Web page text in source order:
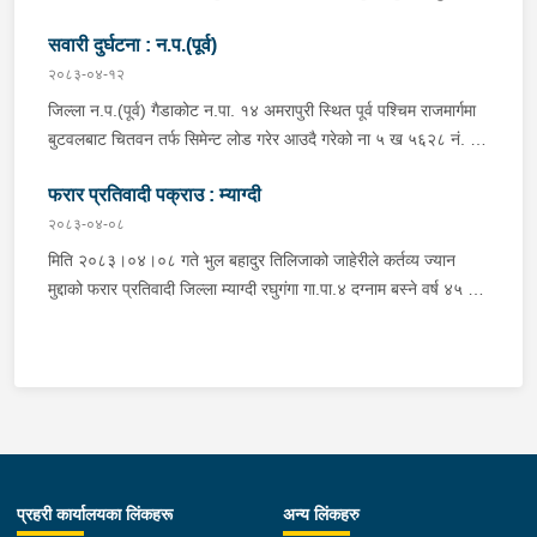
पठाएको ।
अर्चलबोट बस्ने बर्ष २४ कि शान्ति नेपाली घाईते भई उपचारको लागि G.M.C
अस्पताल पठाइएको ।
सवारी दुर्घटना : न.प.(पूर्व)
२०८३-०४-१२
जिल्ला न.प.(पूर्व) गैडाकोट न.पा. १४ अमरापुरी स्थित पूर्व पश्चिम राजमार्गमा
बुटवलबाट चितवन तर्फ सिमेन्ट लोड गरेर आउदै गरेको ना ५ ख ५६२८ नं. को
प ८९४३ नं. को मोटरसाइकल एक आपसमा ठक्कर खाई दुर्घटना हुँदा
मोटरसाइकल चालक जिल्ला मोरङ बिराटनगर म.न.पा. वडा न. १३ बस्ने बर्ष
३० को अभिषेक कुमार पण्डित घाईते भई उपचारको लागी एलआईभ अस्पताल
चितवन पठाएको, मोटरसाइकल,ट्रक र ट्रक चालक जिल्ला न.प.पुर्व देवचुली
फरार प्रतिवादी पक्राउ : म्याग्दी
२०८३-०४-०८
मिति २०८३।०४।०८ गते भुल बहादुर तिलिजाको जाहेरीले कर्तव्य ज्यान
मुद्दाको फरार प्रतिवादी जिल्ला म्याग्दी रघुगंगा गा.पा.४ दग्नाम बस्ने वर्ष ४५ को
खटिएको प्रहरी टोलीले नियन्त्रणमा लिईएको ।
प्रहरी कार्यालयका लिंकहरू अन्य लिंकहरु